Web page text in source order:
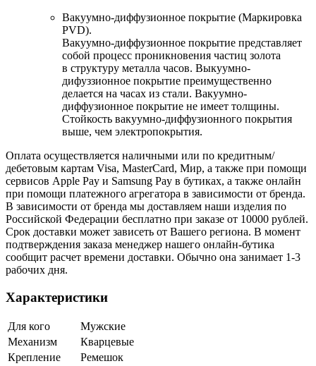
Вакуумно-диффузионное покрытие (Маркировка
PVD).
Вакуумно-диффузионное покрытие представляет
собой процесс проникновения частиц золота
в структуру металла часов. Выкуумно-
дифуззионное покрытие преимущественно
делается на часах из стали. Вакуумно-
диффузионное покрытие не имеет толщины.
Стойкость вакуумно-диффузионного покрытия
выше, чем электропокрытия.
Оплата осуществляется наличными или по кредитным/
дебетовым картам Visa, MasterCard, Мир, а также при помощи
сервисов Apple Pay и Samsung Pay в бутиках, а также онлайн
при помощи платежного агрегатора в зависимости от бренда.
В зависимости от бренда мы доставляем наши изделия по
Российской Федерации бесплатно при заказе от 10000 рублей.
Срок доставки может зависеть от Вашего региона. В момент
подтверждения заказа менеджер нашего онлайн-бутика
сообщит расчет времени доставки. Обычно она занимает 1-3
рабочих дня.
Характеристики
Для кого
Мужские
Механизм
Кварцевые
Крепление
Ремешок